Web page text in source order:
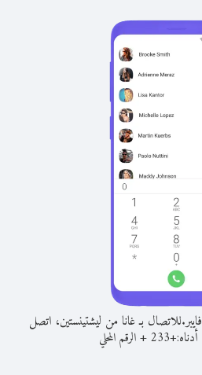
للاتصال بـ غانا من ليشتينستين، اتصل
+
233
+الرقم المحلي